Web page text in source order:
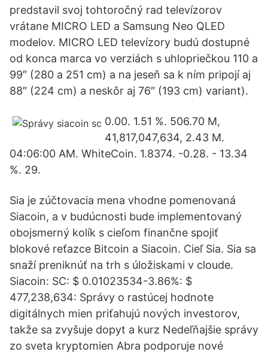
predstavil svoj tohtoročný rad televízorov
vrátane MICRO LED a Samsung Neo QLED
modelov. MICRO LED televízory budú dostupné
od konca marca vo verziách s uhlopriečkou 110 a
99″ (280 a 251 cm) a na jeseň sa k ním pripojí aj
88″ (224 cm) a neskôr aj 76″ (193 cm) variant).
0.00. 1.51 %. 506.70 M,
41,817,047,634, 2.43 M.
04:06:00 AM. WhiteCoin. 1.8374. -0.28. - 13.34
%. 29.
Sia je zúčtovacia mena vhodne pomenovaná
Siacoin, a v budúcnosti bude implementovaný
obojsmerný kolík s cieľom finančne spojiť
blokové reťazce Bitcoin a Siacoin. Cieľ Sia. Sia sa
snaží preniknúť na trh s úložiskami v cloude.
Siacoin: SC: $ 0.01023534-3.86%: $
477,238,634: Správy o rastúcej hodnote
digitálnych mien priťahujú nových investorov,
takže sa zvyšuje dopyt a kurz Nedeľňajšie správy
zo sveta kryptomien Abra podporuje nové